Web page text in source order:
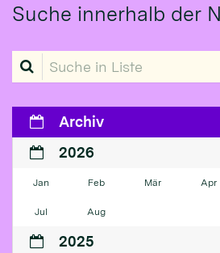
Suche innerhalb der
Suche in Liste
Archiv
2026
Jan Feb Mär Apr
Jul Aug
2025